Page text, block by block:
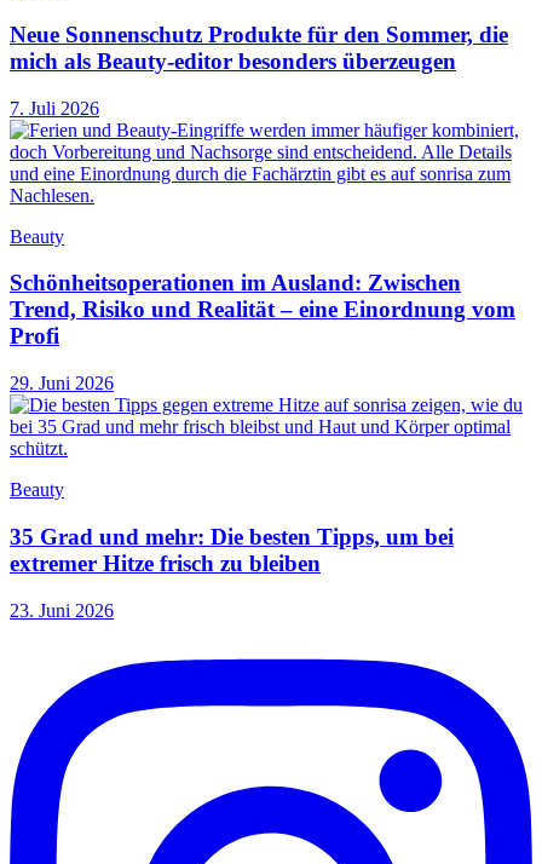
Neue Sonnenschutz Produkte für den Sommer, die
mich als Beauty-editor besonders überzeugen
7. Juli 2026
Beauty
Schönheitsoperationen im Ausland: Zwischen
Trend, Risiko und Realität – eine Einordnung vom
Profi
29. Juni 2026
Beauty
35 Grad und mehr: Die besten Tipps, um bei
extremer Hitze frisch zu bleiben
23. Juni 2026